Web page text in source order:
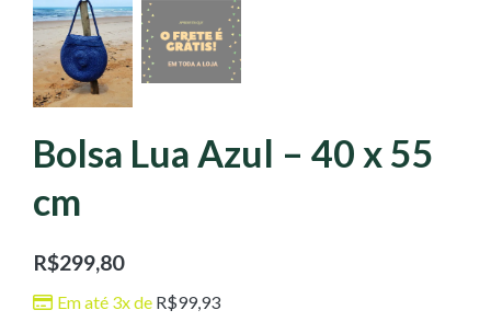
Bolsa Lua Azul – 40 x 55
cm
R$299,80
Em até 3x de R$99,93